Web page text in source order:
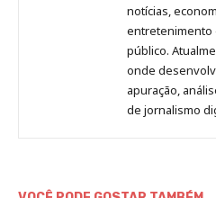
notícias,
entretenimento
público.
onde
apuração,
de jornalismo